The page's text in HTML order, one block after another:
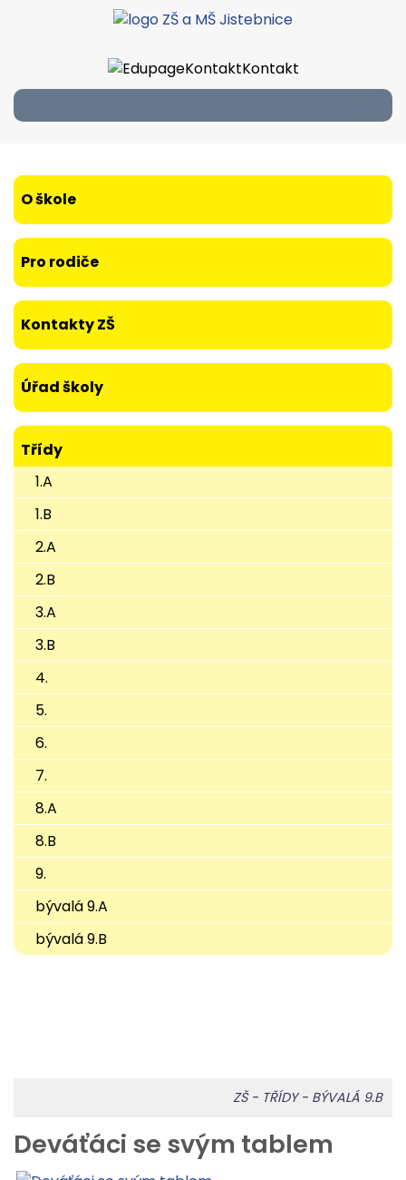
KontaktKontakt
O škole
Pro rodiče
Kontakty ZŠ
Úřad školy
Třídy
1.A
1.B
2.A
2.B
3.A
3.B
4.
5.
6.
7.
8.A
8.B
9.
bývalá 9.A
bývalá 9.B
ZŠ- TŘÍDY- BÝVALÁ 9.B
Deváťáci se svým tablem